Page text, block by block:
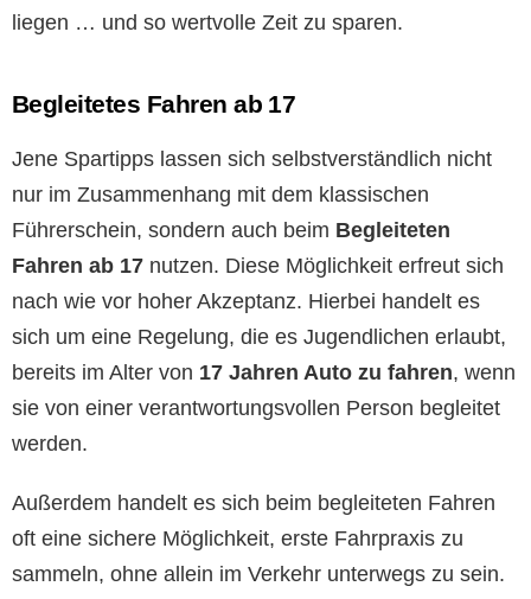
liegen … und so wertvolle Zeit zu sparen.
Begleitetes Fahren ab 17
Jene Spartipps lassen sich selbstverständlich nicht
nur im Zusammenhang mit dem klassischen
Führerschein, sondern auch beim Begleiteten
Fahren ab 17 nutzen. Diese Möglichkeit erfreut sich
nach wie vor hoher Akzeptanz. Hierbei handelt es
sich um eine Regelung, die es Jugendlichen erlaubt,
bereits im Alter von 17 Jahren Auto zu fahren, wenn
sie von einer verantwortungsvollen Person begleitet
werden.
Außerdem handelt es sich beim begleiteten Fahren
oft eine sichere Möglichkeit, erste Fahrpraxis zu
sammeln, ohne allein im Verkehr unterwegs zu sein.